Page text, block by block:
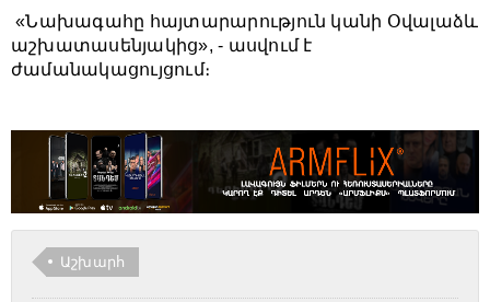
«Նախագահը հայտարարություն կանի Օվալաձև
աշխատասենյակից», - ասվում է
ժամանակացույցում։
Աշխարհ